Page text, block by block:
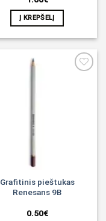
Į KREPŠELĮ
Grafitinis pieštukas
Renesans 9B
0.50€